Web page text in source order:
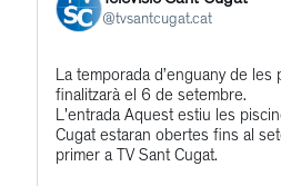
@tvsantcugat.cat
Get
to
this
post
La temporada d’enguany de les
finalitzarà el 6 de setembre.
L'entrada Aquest estiu les
Cugat estaran obertes fins al
primer a TV Sant Cugat.